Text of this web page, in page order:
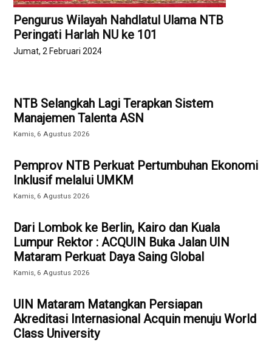
Pengurus Wilayah Nahdlatul Ulama NTB
Peringati Harlah NU ke 101
Jumat, 2 Februari 2024
NTB Selangkah Lagi Terapkan Sistem
Manajemen Talenta ASN
Kamis, 6 Agustus 2026
Pemprov NTB Perkuat Pertumbuhan Ekonomi
Inklusif melalui UMKM
Kamis, 6 Agustus 2026
Dari Lombok ke Berlin, Kairo dan Kuala
Lumpur Rektor : ACQUIN Buka Jalan UIN
Mataram Perkuat Daya Saing Global
Kamis, 6 Agustus 2026
UIN Mataram Matangkan Persiapan
Akreditasi Internasional Acquin menuju World
Class University